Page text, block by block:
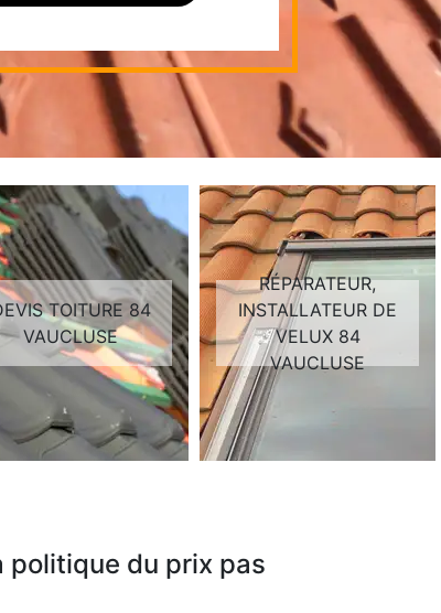
TOITURE 84
VAUCLUSE
RÉPARATEUR,
INSTALLATEUR DE
VELUX 84
VAUCLUSE
politique du prix pas